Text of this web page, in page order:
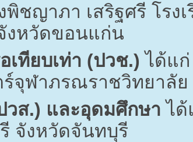
ชญาภา เสริฐศรี โรง
งหวัดขอนแก่น
ทียบเท่า (ปวช.) ได้แ
จุฬาภรณราชวิทยาลัย
วส.) และอุดมศึกษา ได้
จังหวัดจันทบุรี